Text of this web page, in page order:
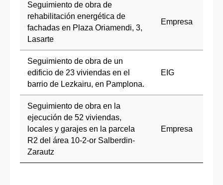
Seguimiento de obra de
rehabilitación energética de
fachadas en Plaza Oriamendi, 3,
Lasarte
Empresa
Seguimiento de obra de un
edificio de 23 viviendas en el
barrio de Lezkairu, en Pamplona.
EIG
Seguimiento de obra en la
ejecución de 52 viviendas,
locales y garajes en la parcela
R2 del área 10-2-or Salberdin-
Zarautz
Empresa